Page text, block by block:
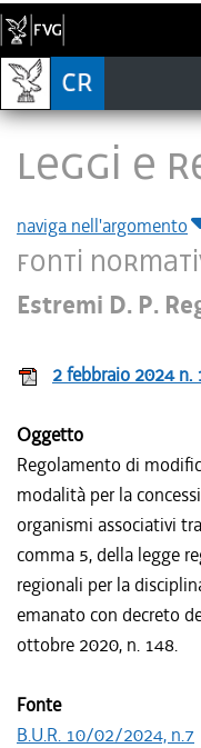
LEGGI E
naviga nell'argomento
Fonti
Estremi D. P.
2 febbraio 2024 n.
Oggetto
Regolamento di
modalità per la
organismi associativi
comma 5, della legge
regionali per la
emanato con decreto
ottobre 2020, n. 148.
Fonte
B.U.R. 10/02/2024, n.7